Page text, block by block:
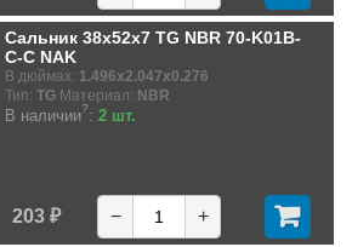
Сальник 38x52x7 TG NBR 70-K01B-
C-C NAK
В дюймах: 1.496x2.047x0.276
Тип: TG Материал: NBR
В наличии?: 2 шт.
203 ₽ − +